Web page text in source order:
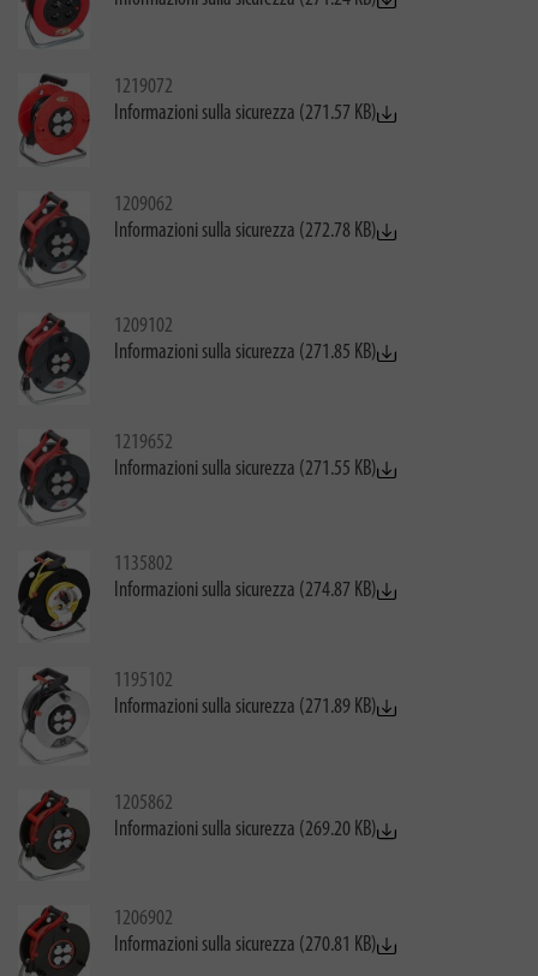
1219072
Informazioni sulla sicurezza (271.57 KB)
1209062
Informazioni sulla sicurezza (272.78 KB)
1209102
Informazioni sulla sicurezza (271.85 KB)
1219652
Informazioni sulla sicurezza (271.55 KB)
1135802
Informazioni sulla sicurezza (274.87 KB)
1195102
Informazioni sulla sicurezza (271.89 KB)
1205862
Informazioni sulla sicurezza (269.20 KB)
1206902
Informazioni sulla sicurezza (270.81 KB)